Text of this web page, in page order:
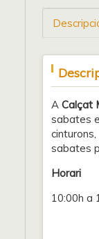
A Calçat
sabates
sabates
Horari
10:00h a